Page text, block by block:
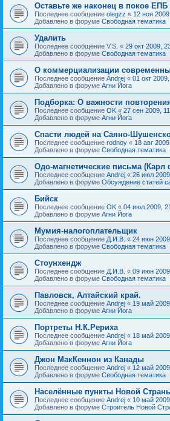
Оставьте же наконец в покое
Последнее сообщение olegzz « 12 ноя
Добавлено в форуме Свободная тематика
Удалить
Последнее сообщение V.S. « 29 окт 2009,
Добавлено в форуме Свободная тематика
О коммерциализации
Последнее сообщение Andrej « 01 окт
Добавлено в форуме Агни Йога
Подборка: О важности
Последнее сообщение OK « 27 сен 2009,
Добавлено в форуме Агни Йога
Спасти людей на Саяно-
Последнее сообщение rodnoy « 18 авг
Добавлено в форуме Свободная тематика
Одо-магнетические письма (Карл
Последнее сообщение Andrej « 26 июл
Добавлено в форуме Обсуждение статей
Бийск
Последнее сообщение OK « 04 июл 2009,
Добавлено в форуме Агни Йога
Мумия-налогоплательщик
Последнее сообщение Д.И.В. « 24 июн
Добавлено в форуме Свободная тематика
Стоунхендж
Последнее сообщение Д.И.В. « 09 июн
Добавлено в форуме Свободная тематика
Павловск, Алтайский край.
Последнее сообщение Andrej « 19 май
Добавлено в форуме Агни Йога
Портреты Н.К.Рериха
Последнее сообщение Andrej « 18 май
Добавлено в форуме Агни Йога
Джон МакКеннон из Канады
Последнее сообщение Andrej « 12 май
Добавлено в форуме Свободная тематика
Населённые пункты Новой
Последнее сообщение Andrej « 10 май
Добавлено в форуме Строитель Новой